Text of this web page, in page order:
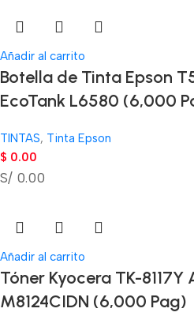
Añadir al carrito
Botella de Tinta Epson
EcoTank L6580 (6,000
TINTAS, Tinta Epson
$ 0.00
S/ 0.00
Añadir al carrito
Tóner Kyocera TK-
M8124CIDN (6,000 Pag)